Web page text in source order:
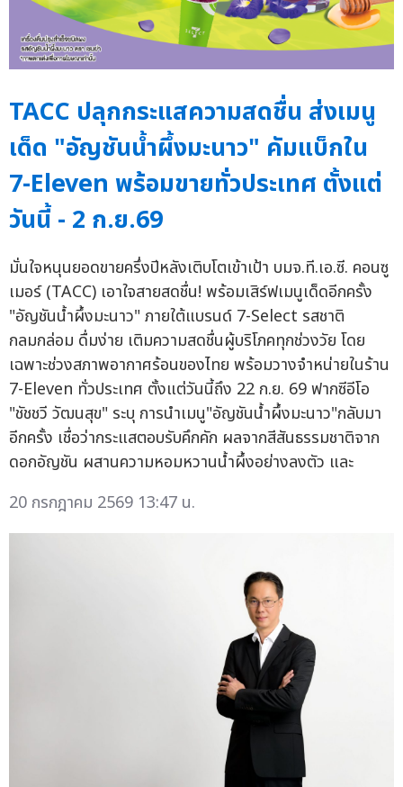
TACC ปลุกกระแสความสดชื่น ส่งเมนู
เด็ด "อัญชันน้ำผึ้งมะนาว" คัมแบ็กใน
7-Eleven พร้อมขายทั่วประเทศ ตั้งแต่
วันนี้ - 2 ก.ย.69
มั่นใจหนุนยอดขายครึ่งปีหลังเติบโตเข้าเป้า บมจ.ที.เอ.ซี. คอนซู
เมอร์ (TACC) เอาใจสายสดชื่น! พร้อมเสิร์ฟเมนูเด็ดอีกครั้ง
"อัญชันน้ำผึ้งมะนาว" ภายใต้แบรนด์ 7-Select รสชาติ
กลมกล่อม ดื่มง่าย เติมความสดชื่นผู้บริโภคทุกช่วงวัย โดย
เฉพาะช่วงสภาพอากาศร้อนของไทย พร้อมวางจำหน่ายในร้าน
7-Eleven ทั่วประเทศ ตั้งแต่วันนี้ถึง 22 ก.ย. 69 ฟากซีอีโอ
"ชัชชวี วัฒนสุข" ระบุ การนำเมนู"อัญชันน้ำผึ้งมะนาว"กลับมา
อีกครั้ง เชื่อว่ากระแสตอบรับคึกคัก ผลจากสีสันธรรมชาติจาก
ดอกอัญชัน ผสานความหอมหวานน้ำผึ้งอย่างลงตัว และ
20 กรกฎาคม 2569 13:47 น.